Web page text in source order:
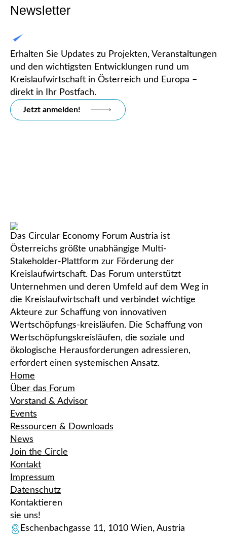
Newsletter
Erhalten Sie Updates zu Projekten, Veranstaltungen
und den wichtigsten Entwicklungen rund um
Kreislaufwirtschaft in Österreich und Europa –
direkt in Ihr Postfach.
Jetzt anmelden!
Das Circular Economy Forum Austria ist
Österreichs größte unabhängige Multi-
Stakeholder-Plattform zur Förderung der
Kreislaufwirtschaft. Das Forum unterstützt
Unternehmen und deren Umfeld auf dem Weg in
die Kreislaufwirtschaft und verbindet wichtige
Akteure zur Schaffung von innovativen
Wertschöpfungs-kreisläufen. Die Schaffung von
Wertschöpfungskreisläufen, die soziale und
ökologische Herausforderungen adressieren,
erfordert einen systemischen Ansatz.
Home
Über das Forum
Vorstand & Advisor
Events
Ressourcen & Downloads
News
Join the Circle
Kontakt
Impressum
Datenschutz
Kontaktieren
sie uns!
Eschenbachgasse 11, 1010 Wien, Austria